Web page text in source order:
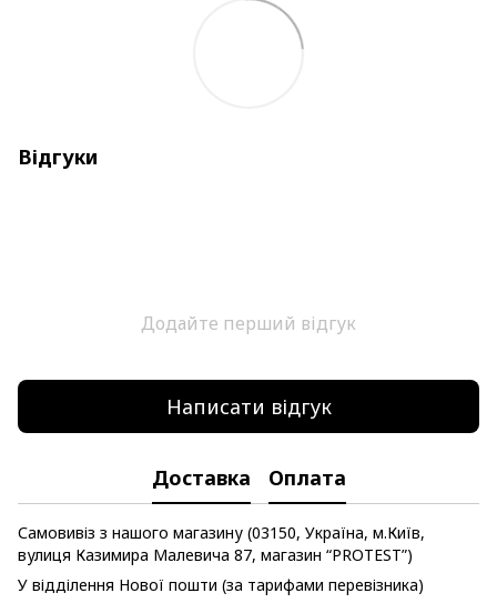
Відгуки
Додайте перший відгук
Написати відгук
Доставка Оплата
Самовивіз з нашого магазину (03150, Україна, м.Київ,
вулиця Казимира Малевича 87, магазин “PROTEST”)
У відділення Нової пошти (за тарифами перевізника)